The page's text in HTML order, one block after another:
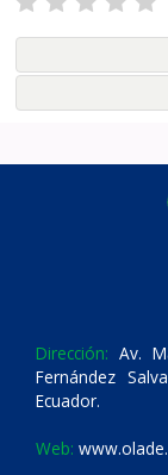
Dirección: Av.
Fernández
Ecuador.
Web: